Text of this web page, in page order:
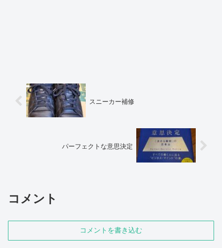
スニーカー補修
パーフェクトな意思決定
コメント
コメントを書き込む